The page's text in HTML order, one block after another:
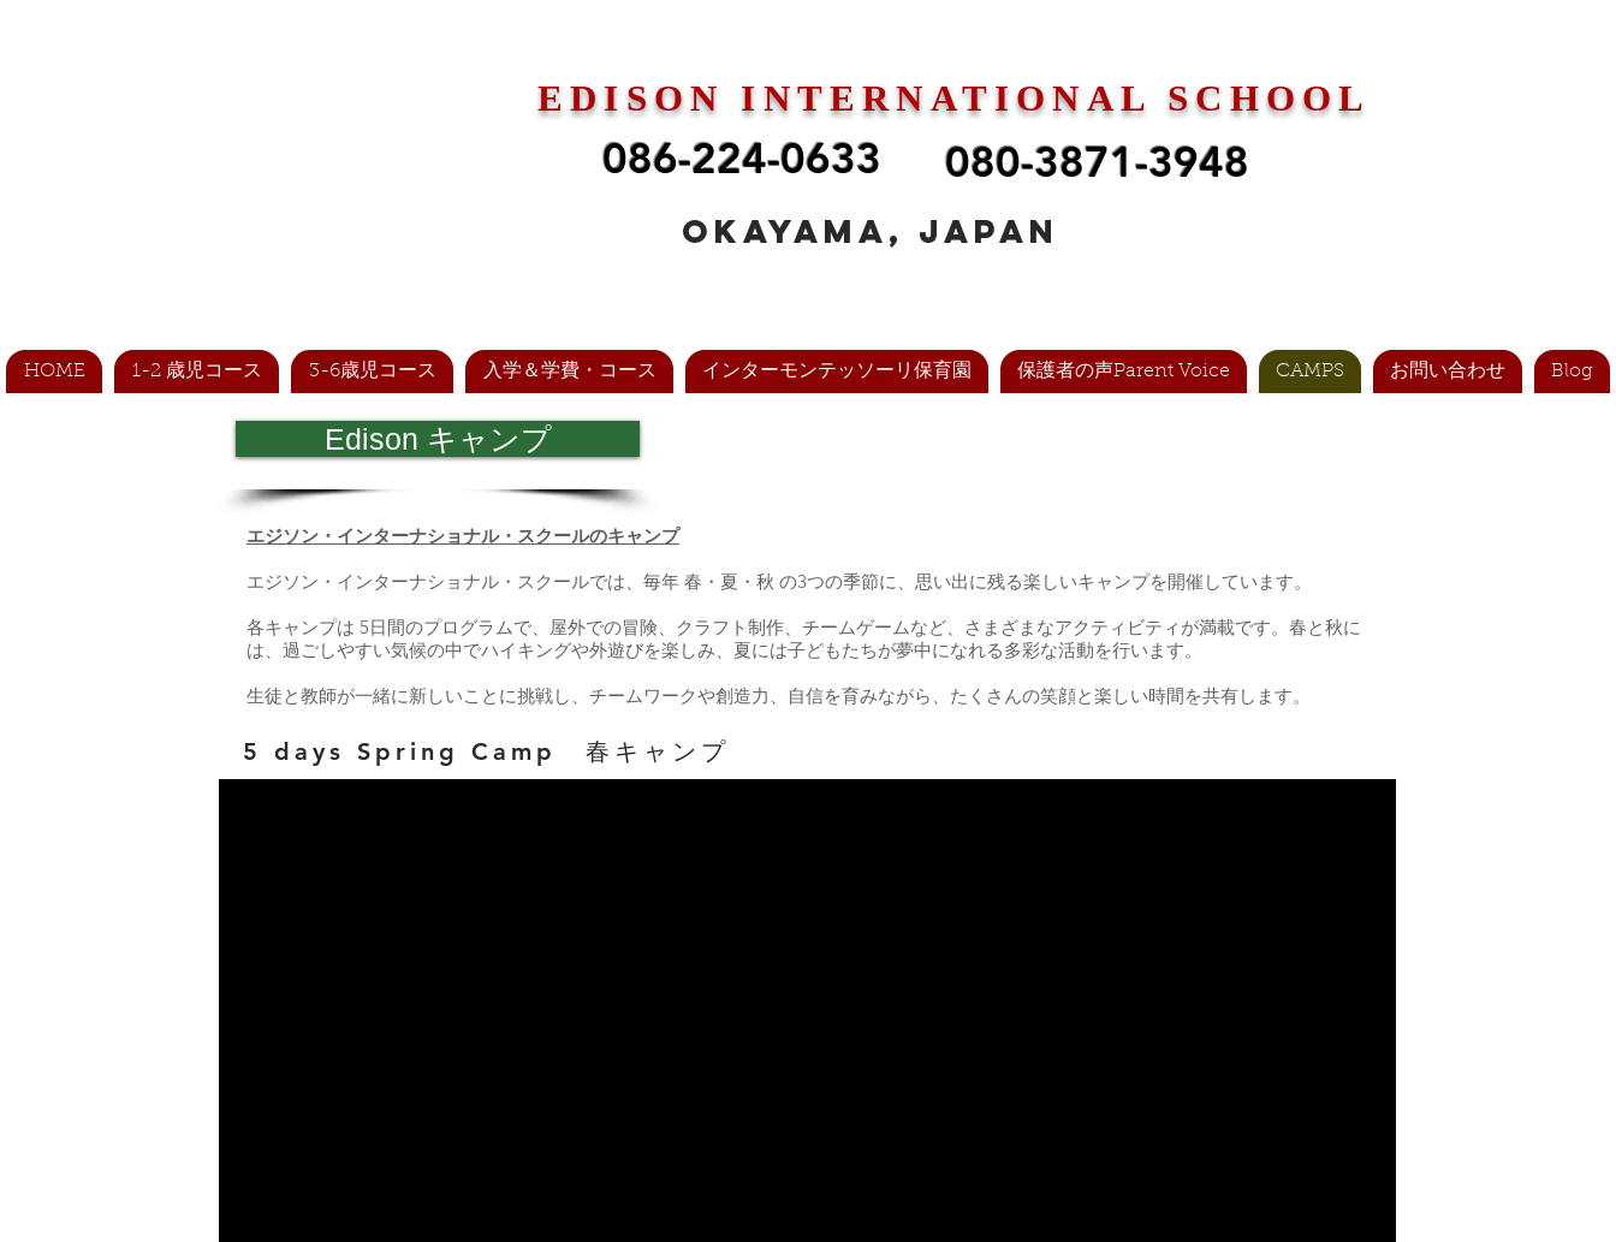
EDISON INTERNATIONAL SCHOOL
086-224-0633 080-3871-3948
Okayama, Japan
HOME 1-2 歳児コース 3-6歳児コース 入学＆学費・コース インターモンテッソーリ保育園 保護者の声Parent Voice CAMPS お問い合わせ Blog
Edison キャンプ
エジソン・インターナショナル・スクールのキャンプ
エジソン・インターナショナル・スクールでは、毎年 春・夏・秋 の3つの季節に、思い出に残る楽しいキャンプを開催しています。
各キャンプは 5日間のプログラムで、屋外での冒険、クラフト制作、チームゲームなど、さまざまなアクティビティが満載です。春と秋に
は、過ごしやすい気候の中でハイキングや外遊びを楽しみ、夏には子どもたちが夢中になれる多彩な活動を行います。
生徒と教師が一緒に新しいことに挑戦し、チームワークや創造力、自信を育みながら、たくさんの笑顔と楽しい時間を共有します。
5 days Spring Camp 春キャンプ